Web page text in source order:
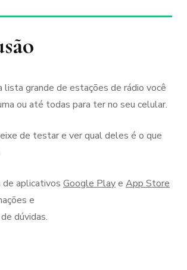
lista grande de estações de rádio você
ou até todas para ter no seu celular.
de testar e ver qual deles é o que
aplicativos Google Playe App Store
e
dúvidas.